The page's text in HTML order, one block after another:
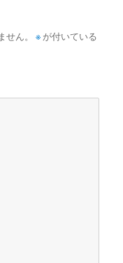
ん。 ※ が付いている